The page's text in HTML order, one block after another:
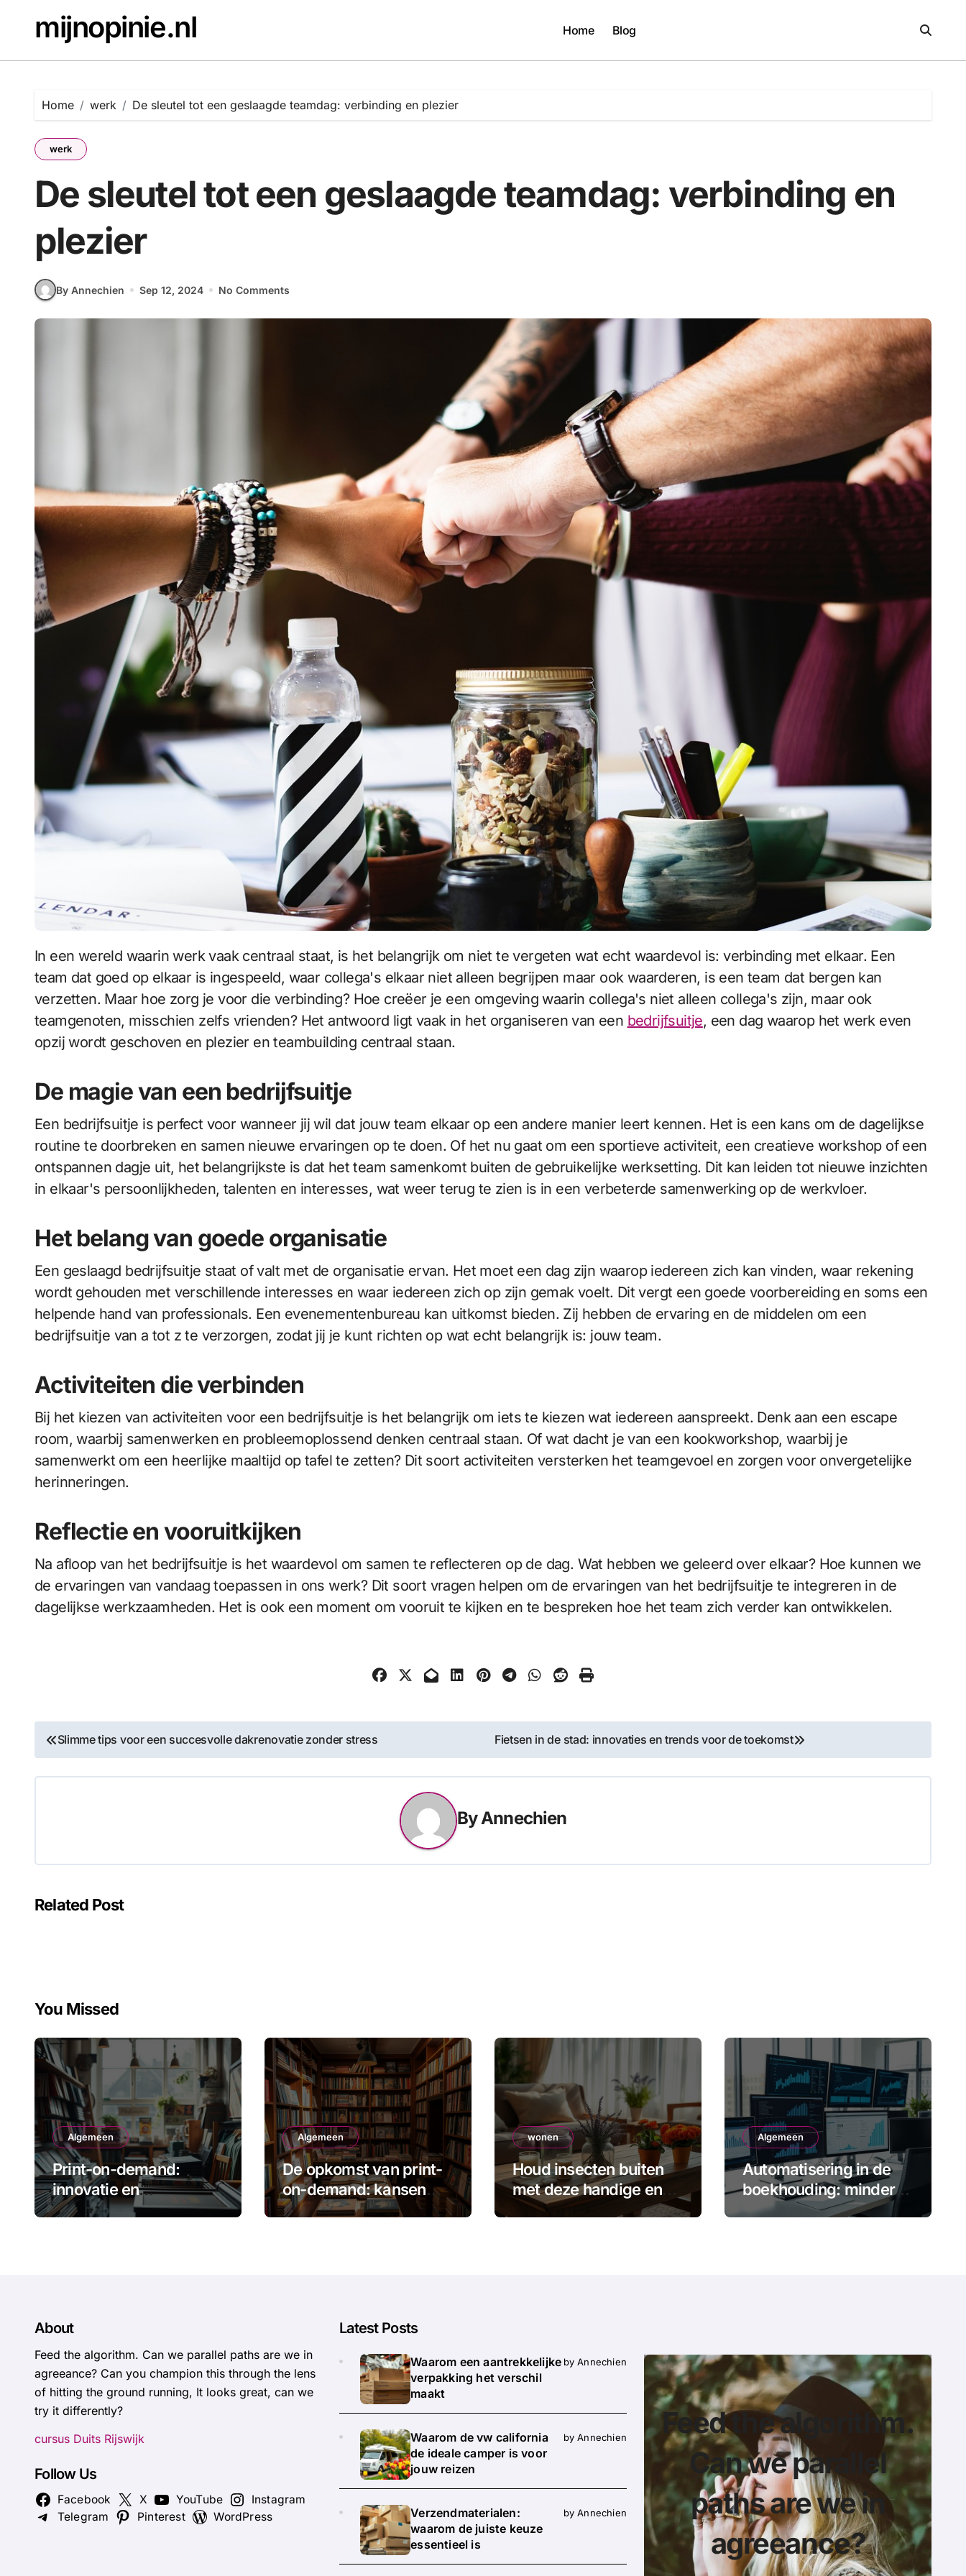
contentmijnopinie.nl Home Blog
Home werk De sleutel tot een geslaagde teamdag: verbinding en plezier
werk
De sleutel tot een geslaagde teamdag: verbinding en
plezier
By Annechien Sep 12, 2024 No Comments
In een wereld waarin werk vaak centraal staat, is het belangrijk om niet te vergeten wat echt waardevol is: verbinding met elkaar. Een
team dat goed op elkaar is ingespeeld, waar collega's elkaar niet alleen begrijpen maar ook waarderen, is een team dat bergen kan
verzetten. Maar hoe zorg je voor die verbinding? Hoe creëer je een omgeving waarin collega's niet alleen collega's zijn, maar ook
teamgenoten, misschien zelfs vrienden? Het antwoord ligt vaak in het organiseren van een bedrijfsuitje, een dag waarop het werk even
opzij wordt geschoven en plezier en teambuilding centraal staan.
De magie van een bedrijfsuitje
Een bedrijfsuitje is perfect voor wanneer jij wil dat jouw team elkaar op een andere manier leert kennen. Het is een kans om de dagelijkse
routine te doorbreken en samen nieuwe ervaringen op te doen. Of het nu gaat om een sportieve activiteit, een creatieve workshop of een
ontspannen dagje uit, het belangrijkste is dat het team samenkomt buiten de gebruikelijke werksetting. Dit kan leiden tot nieuwe inzichten
in elkaar's persoonlijkheden, talenten en interesses, wat weer terug te zien is in een verbeterde samenwerking op de werkvloer.
Het belang van goede organisatie
Een geslaagd bedrijfsuitje staat of valt met de organisatie ervan. Het moet een dag zijn waarop iedereen zich kan vinden, waar rekening
wordt gehouden met verschillende interesses en waar iedereen zich op zijn gemak voelt. Dit vergt een goede voorbereiding en soms een
helpende hand van professionals. Een evenementenbureau kan uitkomst bieden. Zij hebben de ervaring en de middelen om een
bedrijfsuitje van a tot z te verzorgen, zodat jij je kunt richten op wat echt belangrijk is: jouw team.
Activiteiten die verbinden
Bij het kiezen van activiteiten voor een bedrijfsuitje is het belangrijk om iets te kiezen wat iedereen aanspreekt. Denk aan een escape
room, waarbij samenwerken en probleemoplossend denken centraal staan. Of wat dacht je van een kookworkshop, waarbij je
samenwerkt om een heerlijke maaltijd op tafel te zetten? Dit soort activiteiten versterken het teamgevoel en zorgen voor onvergetelijke
herinneringen.
Reflectie en vooruitkijken
Na afloop van het bedrijfsuitje is het waardevol om samen te reflecteren op de dag. Wat hebben we geleerd over elkaar? Hoe kunnen we
de ervaringen van vandaag toepassen in ons werk? Dit soort vragen helpen om de ervaringen van het bedrijfsuitje te integreren in de
dagelijkse werkzaamheden. Het is ook een moment om vooruit te kijken en te bespreken hoe het team zich verder kan ontwikkelen.
Post
navigation
Slimme tips voor een succesvolle dakrenovatie zonder stress Fietsen in de stad: innovaties en trends voor de toekomst
ByAnnechien
Related Post
You Missed
Algemeen
Print-on-demand:
innovatie en
duurzaamheid in
Algemeen
De opkomst van print-
on-demand: kansen
voor kleine uitgevers
wonen
Houd insecten buiten
met deze handige en
creatieve tips
Algemeen
Automatisering in de
boekhouding: minder
gedoe, meer inzicht
About
Feed the algorithm. Can we parallel paths are we in
agreeance? Can you champion this through the lens
of hitting the ground running, It looks great, can we
try it differently?
cursus Duits Rijswijk
Follow Us
Facebook X YouTube
Instagram
Telegram
Pinterest WordPress
Latest Posts
Waarom een aantrekkelijke
verpakking het verschil
maakt
by Annechien
Waarom de vw california
de ideale camper is voor
jouw reizen
by Annechien
Verzendmaterialen:
waarom de juiste keuze
essentieel is
by Annechien
Feed the algorithm.
Can we parallel
paths are we in
agreeance?